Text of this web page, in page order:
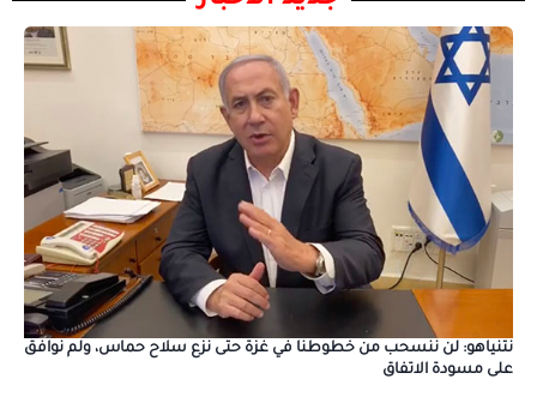
نتنياهو: لن ننسحب من خطوطنا في غزة حتى نزع سلاح حماس، ولم نوافق
على مسودة الاتفاق